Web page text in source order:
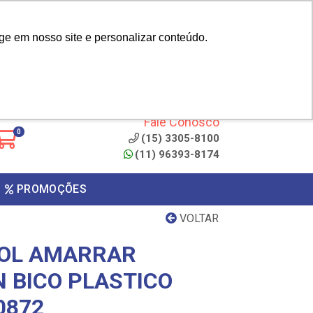
em nosso site e personalizar conteúdo.
0
Fale Conosco
(15) 3305-8100
(11) 96393-8174
PROMOÇÕES
VOLTAR
AMARRAR
BICO PLASTICO